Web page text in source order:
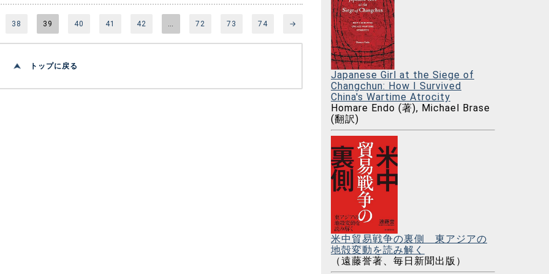
38 39 40 41 42 … 72 73 74 →
トップに戻る
Japanese Girl at the Siege of
Changchun: How I Survived
China's Wartime Atrocity
Homare Endo (著), Michael Brase
(翻訳)
米中貿易戦争の裏側 東アジアの
地殻変動を読み解く
（遠藤誉著、毎日新聞出版）